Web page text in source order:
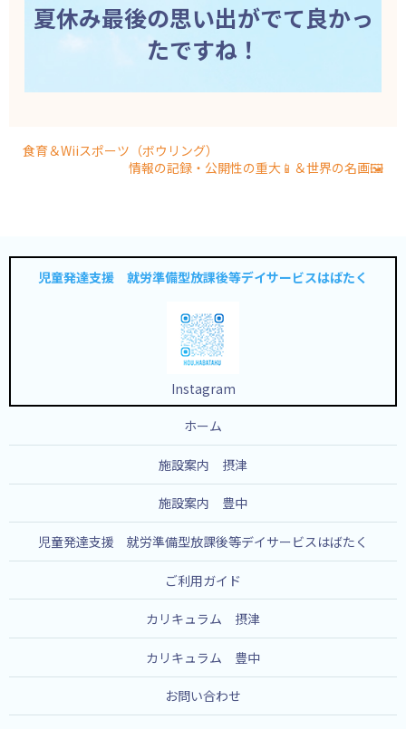
夏休み最後の思い出がでて良かっ
たですね！
食育＆Wiiスポーツ（ボウリング）
情報の記録・公開性の重大📱＆世界の名画🖼
児童発達支援 就労準備型放課後等デイサービスはばたく
Instagram
ホーム
施設案内 摂津
施設案内 豊中
児童発達支援 就労準備型放課後等デイサービスはばたく
ご利用ガイド
カリキュラム 摂津
カリキュラム 豊中
お問い合わせ